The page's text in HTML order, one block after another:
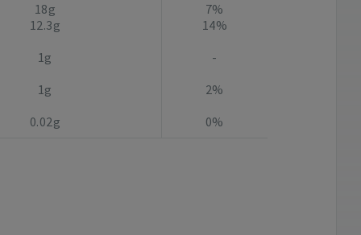
18g
12.3g
7%
14%
1g
-
1g
2%
0.02g 0%